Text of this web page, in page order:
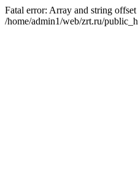
Fatal error: Array and string
/home/admin1/web/zrt.ru/